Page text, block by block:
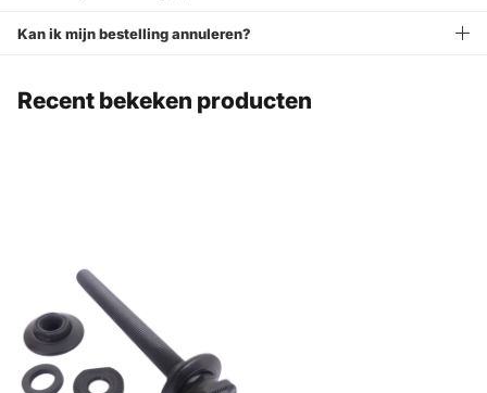
Kan ik mijn bestelling annuleren?
Recent bekeken producten